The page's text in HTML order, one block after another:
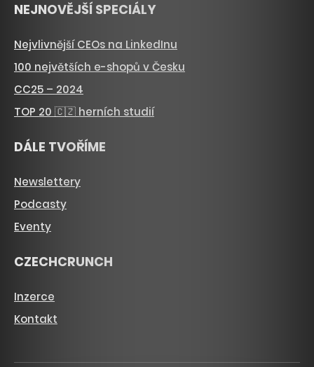
NEJNOVĚJŠÍ SPECIÁLY
Nejvlivnější CEOs na LinkedInu
100 největších e-shopů v Česku
CC25 – 2024
TOP 20 🇨🇿 herních studií
DÁLE TVOŘÍME
Newslettery
Podcasty
Eventy
CZECHCRUNCH
Inzerce
Kontakt